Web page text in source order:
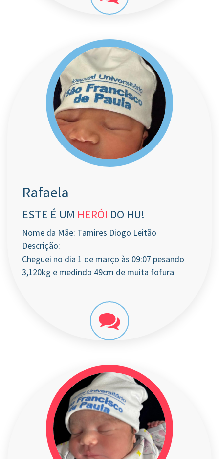
Rafaela
ESTE É UM HERÓI DO HU!
Nome da Mãe: Tamires Diogo Leitão
Descrição:
Cheguei no dia 1 de março às 09:07 pesando
3,120kg e medindo 49cm de muita fofura.